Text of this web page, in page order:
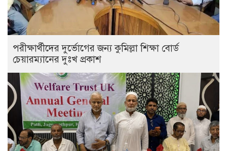
পরীক্ষার্থীদের দুর্ভোগের জন্য কুমিল্লা শিক্ষা বোর্ড
চেয়ারম্যানের দুঃখ প্রকাশ